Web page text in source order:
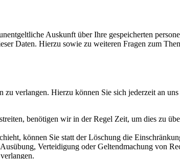
Auskunft über Ihre gespeicherten
Daten. Hierzu sowie zu weiteren Fragen zum
verlangen. Hierzu können Sie sich jederzeit an
benötigen wir in der Regel Zeit, um dies zu
können Sie statt der Löschung die
Verteidigung oder Geltendmachung von